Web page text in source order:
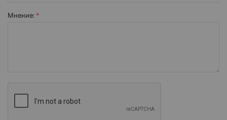
Включени аксесоари: държач за бутилка и водоустойчива
Мнение: